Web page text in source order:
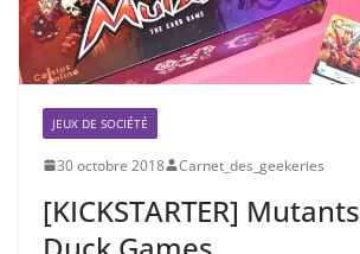
JEUX DE SOCIÉTÉ
30 octobre 2018 Carnet_des_geekeries
[KICKSTARTER]